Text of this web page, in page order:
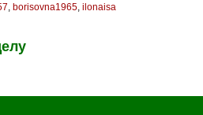
, borisovna1965, ilonaisa